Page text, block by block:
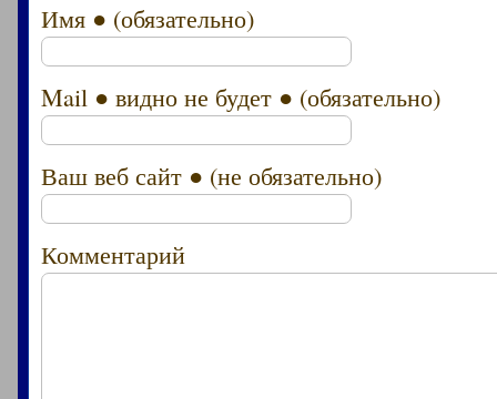
Имя ● (обязательно)
Mail ● видно не будет ● (обязательно)
Ваш веб сайт ● (не обязательно)
Комментарий